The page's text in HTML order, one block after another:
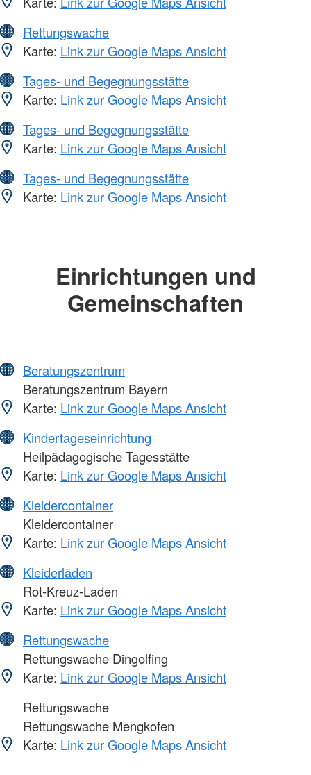
Rettungswache
Karte: Link zur Google Maps Ansicht
Tages- und Begegnungsstätte
Karte: Link zur Google Maps Ansicht
Tages- und Begegnungsstätte
Karte: Link zur Google Maps Ansicht
Tages- und Begegnungsstätte
Karte: Link zur Google Maps Ansicht
Einrichtungen und
Gemeinschaften
Beratungszentrum
Beratungszentrum Bayern
Karte: Link zur Google Maps Ansicht
Kindertageseinrichtung
Heilpädagogische Tagesstätte
Karte: Link zur Google Maps Ansicht
Kleidercontainer
Kleidercontainer
Karte: Link zur Google Maps Ansicht
Kleiderläden
Rot-Kreuz-Laden
Karte: Link zur Google Maps Ansicht
Rettungswache
Rettungswache Dingolfing
Karte: Link zur Google Maps Ansicht
Rettungswache
Rettungswache Mengkofen
Karte: Link zur Google Maps Ansicht